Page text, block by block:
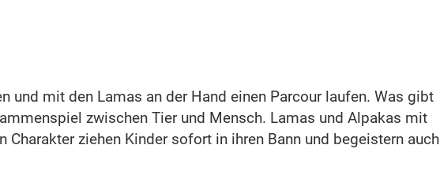
und mit den Lamas an der Hand einen Parcour laufen. Was gibt
zwischen Tier und Mensch. Lamas und Alpakas mit
ziehen Kinder sofort in ihren Bann und begeistern auch